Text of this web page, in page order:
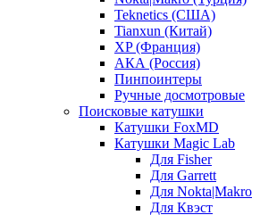
Teknetics (США)
Tianxun (Китай)
XP (Франция)
АКА (Россия)
Пинпоинтеры
Ручные досмотровые
Поисковые катушки
Катушки FoxMD
Катушки Magic Lab
Для Fisher
Для Garrett
Для Nokta|Makro
Для Квэст